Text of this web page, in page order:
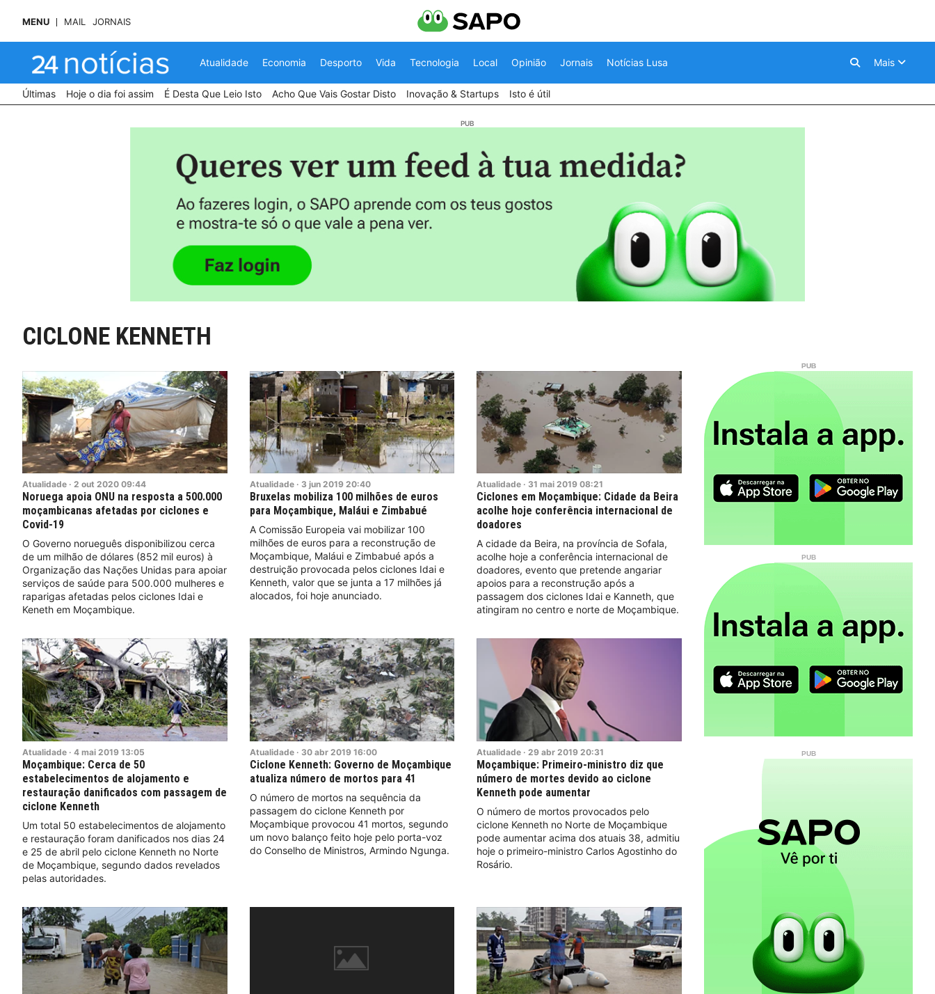
MENU MAIL JORNAIS
Atualidade Economia Desporto Vida Tecnologia Local Opinião Jornais Notícias Lusa Mais
Últimas Hoje o dia foi assim É Desta Que Leio Isto Acho Que Vais Gostar Disto Inovação & Startups Isto é útil
CICLONE KENNETH
Atualidade · 2 out 2020 09:44
Noruega apoia ONU na resposta a 500.000
moçambicanas afetadas por ciclones e
Covid-19
O Governo norueguês disponibilizou cerca
de um milhão de dólares (852 mil euros) à
Organização das Nações Unidas para apoiar
serviços de saúde para 500.000 mulheres e
raparigas afetadas pelos ciclones Idai e
Keneth em Moçambique.
Atualidade · 3 jun 2019 20:40
Bruxelas mobiliza 100 milhões de euros
para Moçambique, Maláui e Zimbabué
A Comissão Europeia vai mobilizar 100
milhões de euros para a reconstrução de
Moçambique, Maláui e Zimbabué após a
destruição provocada pelos ciclones Idai e
Kenneth, valor que se junta a 17 milhões já
alocados, foi hoje anunciado.
Atualidade · 31 mai 2019 08:21
Ciclones em Moçambique: Cidade da Beira
acolhe hoje conferência internacional de
doadores
A cidade da Beira, na província de Sofala,
acolhe hoje a conferência internacional de
doadores, evento que pretende angariar
apoios para a reconstrução após a
passagem dos ciclones Idai e Kanneth, que
atingiram no centro e norte de Moçambique.
Atualidade · 4 mai 2019 13:05
Moçambique: Cerca de 50
estabelecimentos de alojamento e
restauração danificados com passagem de
ciclone Kenneth
Um total 50 estabelecimentos de alojamento
e restauração foram danificados nos dias 24
e 25 de abril pelo ciclone Kenneth no Norte
de Moçambique, segundo dados revelados
pelas autoridades.
Atualidade · 30 abr 2019 16:00
Ciclone Kenneth: Governo de Moçambique
atualiza número de mortos para 41
O número de mortos na sequência da
passagem do ciclone Kenneth por
Moçambique provocou 41 mortos, segundo
um novo balanço feito hoje pelo porta-voz
do Conselho de Ministros, Armindo Ngunga.
Atualidade · 29 abr 2019 20:31
Moçambique: Primeiro-ministro diz que
número de mortes devido ao ciclone
Kenneth pode aumentar
O número de mortos provocados pelo
ciclone Kenneth no Norte de Moçambique
pode aumentar acima dos atuais 38, admitiu
hoje o primeiro-ministro Carlos Agostinho do
Rosário.